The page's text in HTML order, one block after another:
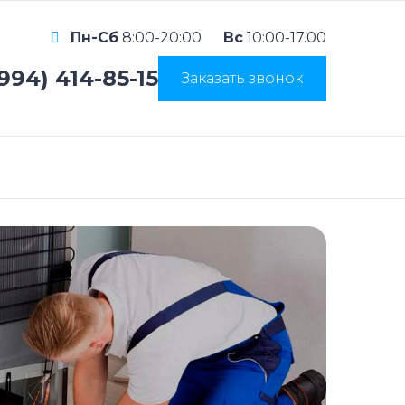
Пн-Сб 8:00-20:00 Вс 10:00-17.00
414-85-15 Заказать звонок